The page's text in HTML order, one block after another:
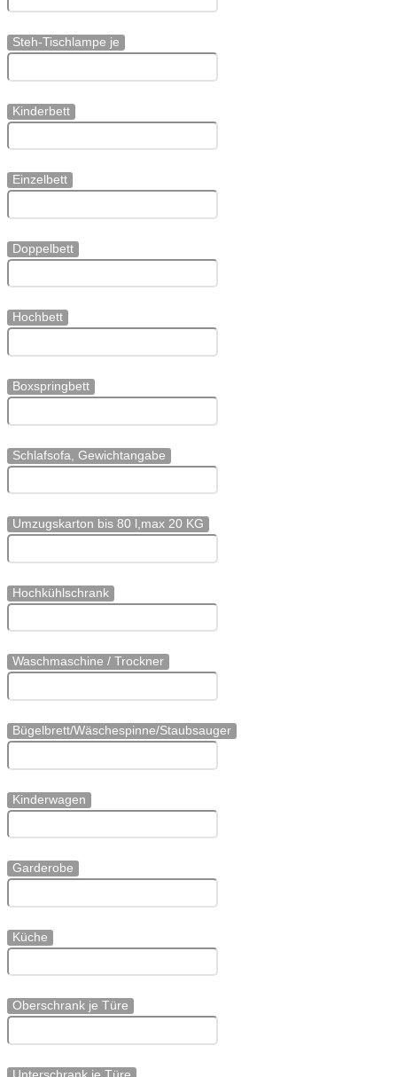
Steh-Tischlampe je
Kinderbett
Einzelbett
Doppelbett
Hochbett
Boxspringbett
Schlafsofa, Gewichtangabe
Umzugskarton bis 80 l,max 20 KG
Hochkühlschrank
Waschmaschine / Trockner
Bügelbrett/Wäschespinne/Staubsauger
Kinderwagen
Garderobe
Küche
Oberschrank je Türe